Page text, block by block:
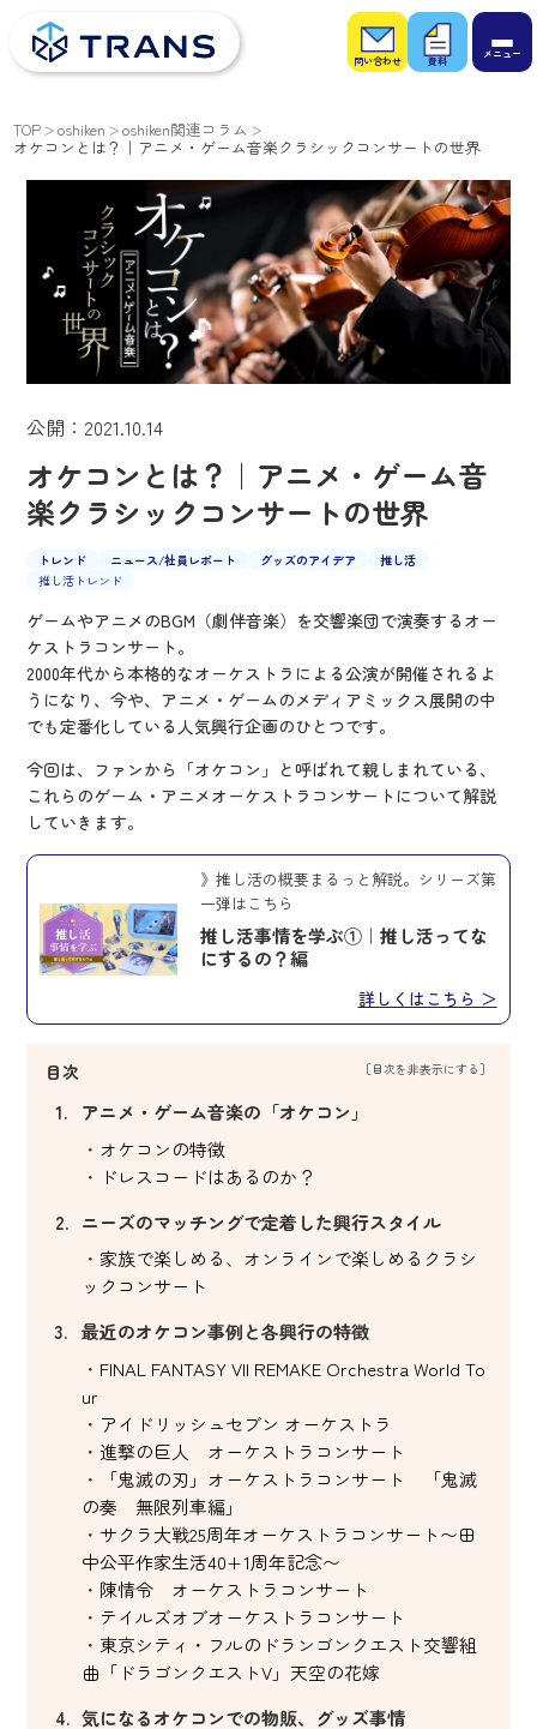
お問
い合
わせ
お役
立ち
資料
TOP oshiken oshiken関連コラム
オケコンとは？｜アニメ・ゲーム音楽クラシックコンサートの世界
公開：2021.10.14
オケコンとは？｜アニメ・ゲーム音
楽クラシックコンサートの世界
トレンド ニュース/社員レポート グッズのアイデア
推し活
推し活トレンド
ゲームやアニメのBGM（劇伴音楽）を交響楽団で演奏するオー
ケストラコンサート。
2000年代から本格的なオーケストラによる公演が開催されるよ
うになり、今や、アニメ・ゲームのメディアミックス展開の中
でも定番化している人気興行企画のひとつです。
今回は、ファンから「オケコン」と呼ばれて親しまれている、
これらのゲーム・アニメオーケストラコンサートについて解説
していきます。
》推し活の概要まるっと解説。シリーズ第
一弾はこちら
推し活事情を学ぶ①｜推し活ってな
にするの？編
詳しくはこちら ＞
目次
アニメ・ゲーム音楽の「オケコン」
オケコンの特徴
ドレスコードはあるのか？
ニーズのマッチングで定着した興行スタイル
家族で楽しめる、オンラインで楽しめるクラシ
ックコンサート
最近のオケコン事例と各興行の特徴
FINAL FANTASY VII REMAKE Orchestra World To
ur
アイドリッシュセブン オーケストラ
進撃の巨人 オーケストラコンサート
「鬼滅の刃」オーケストラコンサート 「鬼滅
の奏 無限列車編」
サクラ大戦25周年オーケストラコンサート〜田
中公平作家生活40+1周年記念〜
陳情令 オーケストラコンサート
テイルズオブオーケストラコンサート
東京シティ・フルのドランゴンクエスト交響組
曲「ドラゴンクエストV」天空の花嫁
気になるオケコンでの物販、グッズ事情